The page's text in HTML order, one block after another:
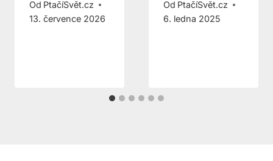
Od PtačíSvět.cz
13. července 2026
Od PtačíSvět.cz
6. ledna 2025